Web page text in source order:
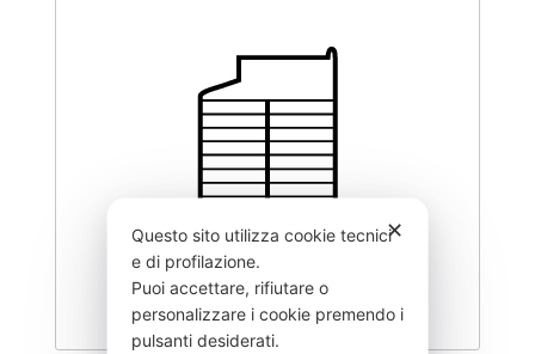
✕
Questo sito utilizza cookie tecnici
e di profilazione.
Puoi accettare, rifiutare o
personalizzare i cookie premendo i
pulsanti desiderati.